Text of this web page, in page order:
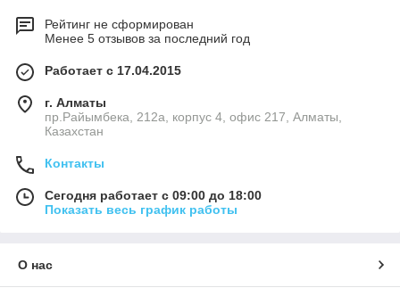
Рейтинг не сформирован
Менее 5 отзывов за последний год
Работает с 17.04.2015
г. Алматы
пр.Райымбека, 212а, корпус 4, офис 217, Алматы,
Казахстан
Контакты
Сегодня работает с 09:00 до 18:00
Показать весь график работы
О нас